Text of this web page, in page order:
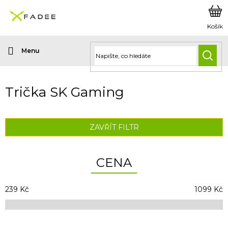
obsah
Trička SK Gaming
ZAVŘÍT FILTR
CENA
239 Kč 1099 Kč